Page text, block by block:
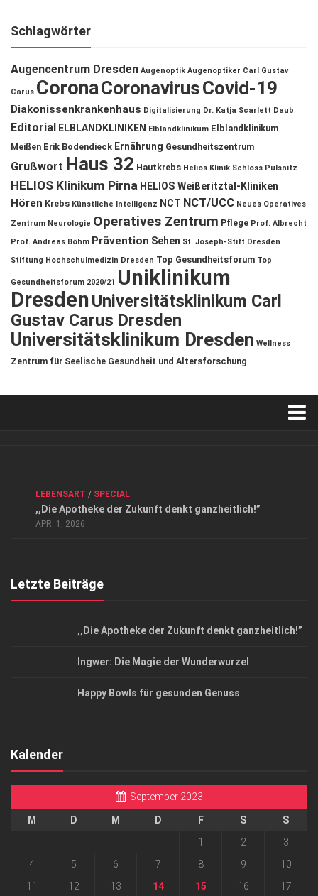
Schlagwörter
Augencentrum Dresden Augenoptik Augenoptiker Carl Gustav
Carus CoronaCoronavirusCovid-19
Diakonissenkrankenhaus Digitalisierung Dr. Katja Scarlett Daub
Editorial ELBLANDKLINIKEN Elblandklinikum Elblandklinikum
Meißen Erik Bodendieck Ernährung Gesundheitszentrum
Grußwort Haus 32 Hautkrebs Helios Klinik Schloss Pulsnitz
HELIOS Klinikum Pirna HELIOS Weißeritztal-Kliniken
Hören Krebs Künstliche Intelligenz NCT NCT/UCC Neues Operatives
Zentrum Neurologie Operatives Zentrum Pflege Prof. Albrecht
Prof. Andreas Böhm Prävention Sehen St. Joseph-Stift Dresden
Stiftung Hochschulmedizin Dresden Top Gesundheitsforum Top
Gesundheitsforum 2020/21 Uniklinikum
DresdenUniversitätsklinikum Carl
Gustav Carus Dresden
Universitätsklinikum Dresden Wellness
Zentrum für Seelische Gesundheit und Altersforschung
Datenschutzerklärung
Top Magazin Dresden / Ostsachsen
LEBENSART / SPECIAL
,,Die Apotheke der Zukunft denkt ganzheitlich!”
APR. 1, 2026
Letzte Beiträge
,,Die Apotheke der Zukunft denkt ganzheitlich!”
Ingwer: Die Magie der Wunderwurzel
Happy Bowls für gesunden Genuss
Kalender
September 2023
M D M D F S
S
1
2
3
4
5 6 7 8 9
10
11
12 13 14 15 16 17